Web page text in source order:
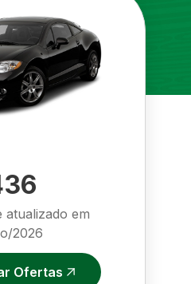
atualizado em
2026
Ofertas